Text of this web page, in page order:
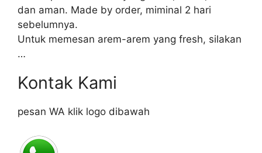
dan aman. Made by order, miminal 2 hari
sebelumnya.
Untuk memesan arem-arem yang fresh, silakan
…
Kontak Kami
pesan WA klik logo dibawah